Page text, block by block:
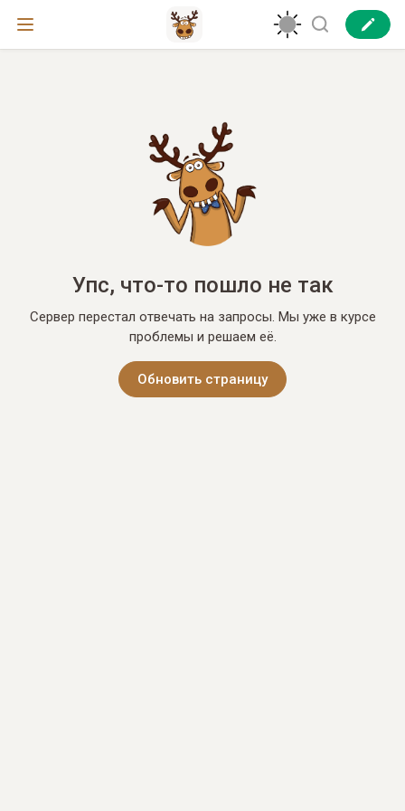
Упс, что-то пошло не так
Сервер перестал отвечать на запросы. Мы уже в курсе
проблемы и решаем её.
Обновить страницу